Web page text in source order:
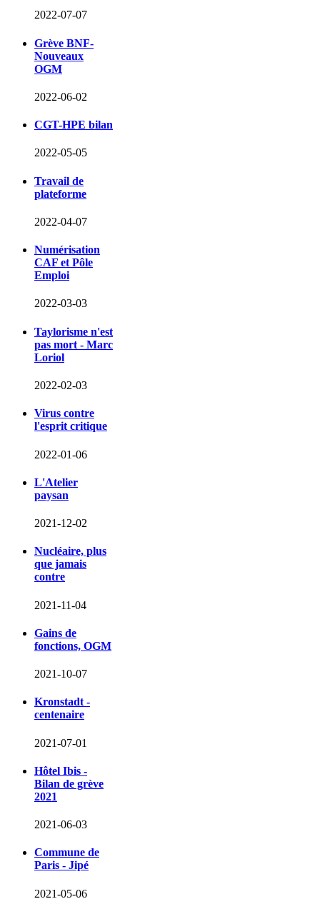
2022-07-07
Grève BNF-
Nouveaux
OGM
2022-06-02
CGT-HPE bilan
2022-05-05
Travail de
plateforme
2022-04-07
Numérisation
CAF et Pôle
Emploi
2022-03-03
Taylorisme n'est
pas mort - Marc
Loriol
2022-02-03
Virus contre
l'esprit critique
2022-01-06
L'Atelier
paysan
2021-12-02
Nucléaire, plus
que jamais
contre
2021-11-04
Gains de
fonctions, OGM
2021-10-07
Kronstadt -
centenaire
2021-07-01
Hôtel Ibis -
Bilan de grève
2021
2021-06-03
Commune de
Paris - Jipé
2021-05-06